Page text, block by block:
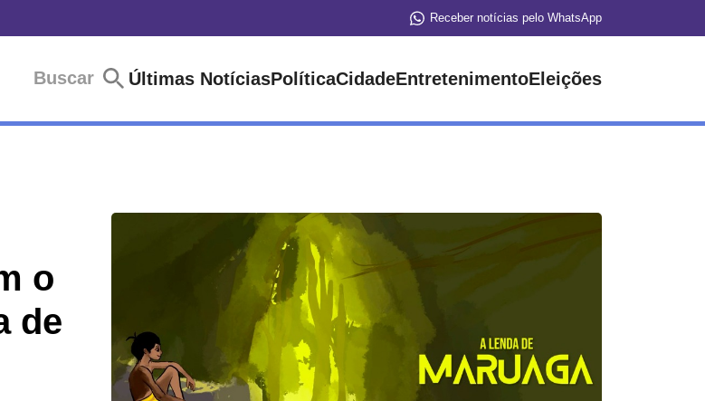
Receber notícias pelo WhatsApp
Buscar Últimas NotíciasPolíticaCidadeEntretenimentoEleições
o
de